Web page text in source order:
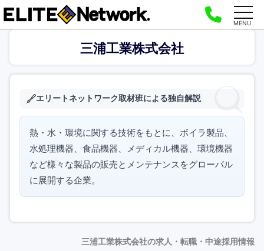
MENU
三浦工業株式会社
エリートネットワーク取材班による独自解説
熱・水・環境に関する技術をもとに、ボイラ製品、
水処理機器、食品機器、メディカル機器、環境機器
など様々な製品の販売とメンテナンスをグローバル
に展開する企業。
三浦工業株式会社の求人・転職・中途採用情報